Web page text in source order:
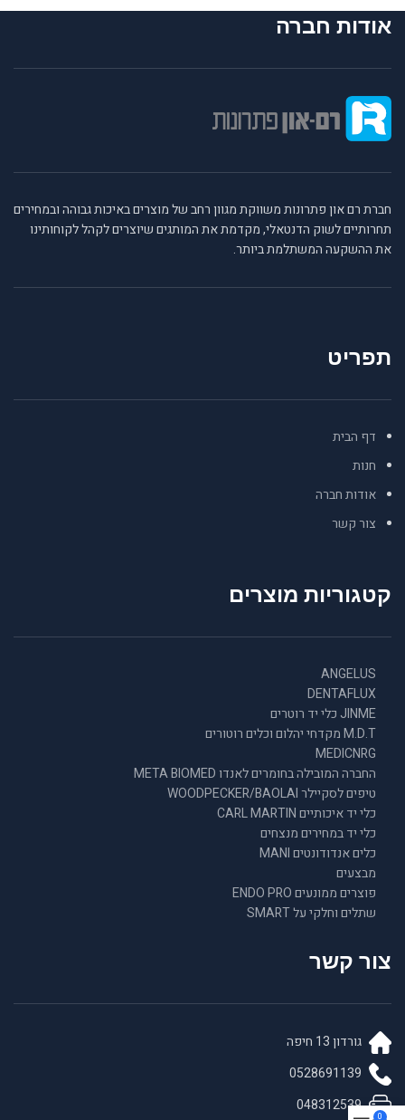
אודות חברה
חברת רם און פתרונות משווקת מגוון רחב של מוצרים באיכות גבוהה ובמחירים
תחרותיים לשוק הדנטאלי, מקדמת את המותגים שיוצרים לקהל לקוחותינו
את ההשקעה המשתלמת ביותר.
תפריט
דף הבית
חנות
אודות חברה
צור קשר
קטגוריות מוצרים
ANGELUS
DENTAFLUX
JINME כלי יד רוטרים
M.D.T מקדחי יהלום וכלים רוטורים
MEDICNRG
החברה המובילה בחומרים לאנדו META BIOMED
טיפים לסקיילר WOODPECKER/BAOLAI
כלי יד איכותיים CARL MARTIN
כלי יד במחירים מנצחים
כלים אנדודונטים MANI
מבצעים
פוצרים ממונעים ENDO PRO
שתלים וחלקי על SMART
צור קשר
גורדון 13 חיפה
0528691139
048312539
0